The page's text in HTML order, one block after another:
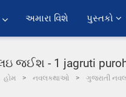
અમારા વિશે પુસ્તકો
જઈશ - 1 jagruti
હોમ નવલકથાઓ ગુજરાતી